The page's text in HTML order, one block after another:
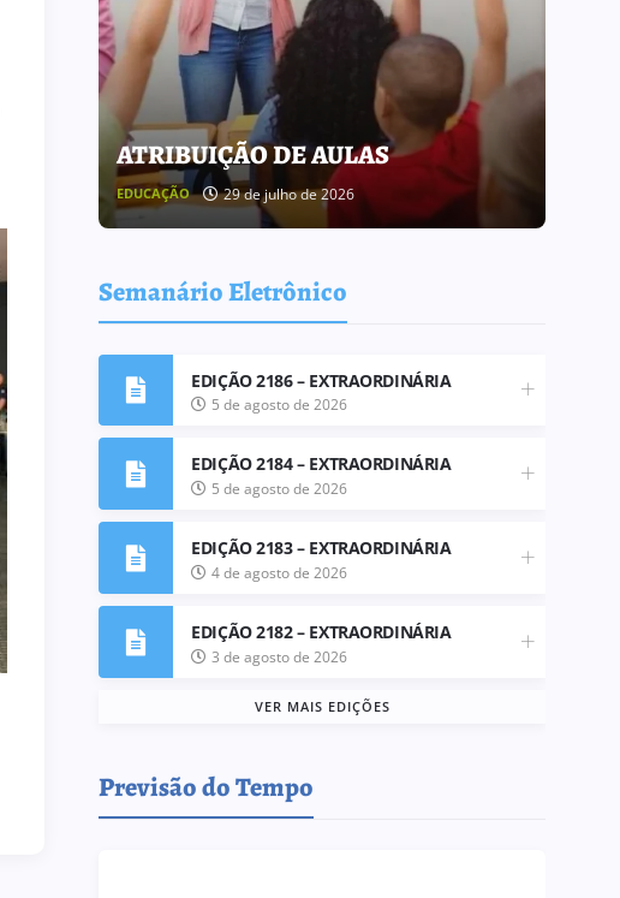
ATRIBUIÇÃO DE AULAS
EDUCAÇÃO 29 de julho de 2026
Semanário Eletrônico
EDIÇÃO 2186 – EXTRAORDINÁRIA
5 de agosto de 2026
EDIÇÃO 2184 – EXTRAORDINÁRIA
5 de agosto de 2026
EDIÇÃO 2183 – EXTRAORDINÁRIA
4 de agosto de 2026
EDIÇÃO 2182 – EXTRAORDINÁRIA
3 de agosto de 2026
VER MAIS EDIÇÕES
Previsão do Tempo